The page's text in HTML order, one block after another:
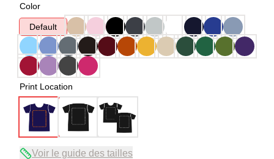
Color
Default
Print Location
Voir le guide des tailles